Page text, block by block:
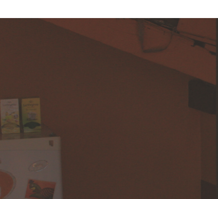
Servicios
Servicios a tu disposición que vas a encontrar en el
WiFi Gratis
Piscina
Barbacoa